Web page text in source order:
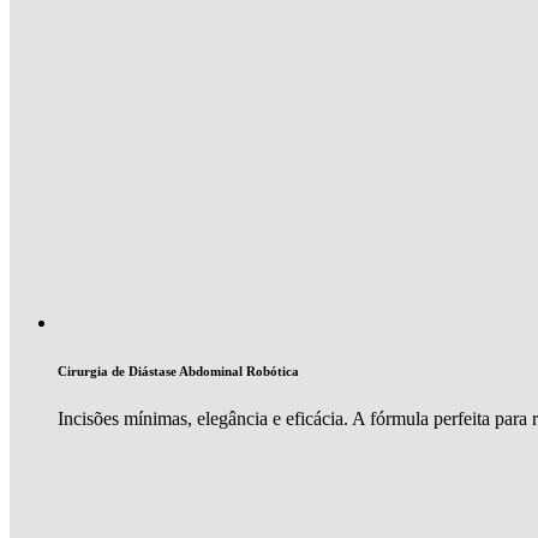
Cirurgia de Diástase Abdominal Robótica
Incisões mínimas, elegância e eficácia. A fórmula perfeita para